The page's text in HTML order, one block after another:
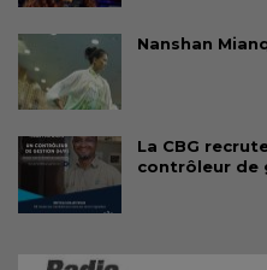
Nanshan
La CBG
contrôleur de